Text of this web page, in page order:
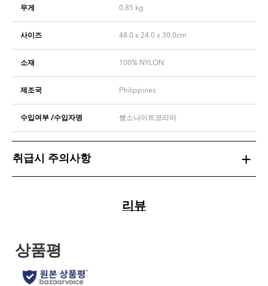
무게 0.85 kg
사이즈 48.0 x 24.0 x 30.0cm
소재 100% NYLON
제조국 Philippines
수입여부 /수입자명 쌤소나이트코리아
취급시 주의사항
리뷰